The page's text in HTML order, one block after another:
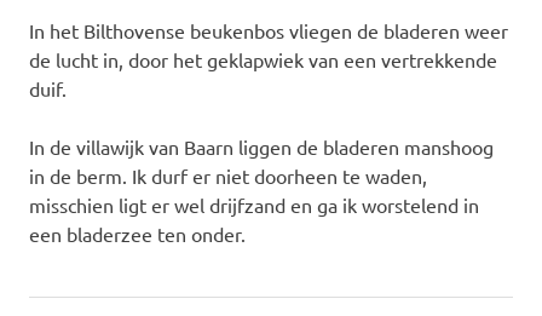
In het Bilthovense beukenbos vliegen de bladeren weer
de lucht in, door het geklapwiek van een vertrekkende
duif.
In de villawijk van Baarn liggen de bladeren manshoog
in de berm. Ik durf er niet doorheen te waden,
misschien ligt er wel drijfzand en ga ik worstelend in
een bladerzee ten onder.